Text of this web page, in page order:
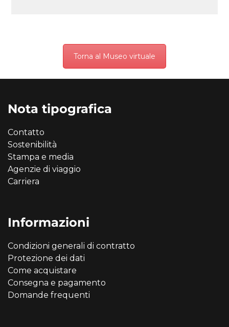
Torna al Museo virtuale
Nota tipografica
Contatto
Sostenibilità
Stampa e media
Agenzie di viaggio
Carriera
Informazioni
Condizioni generali di contratto
Protezione dei dati
Come acquistare
Consegna e pagamento
Domande frequenti